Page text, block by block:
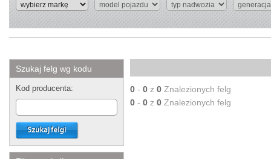
Szukaj felg wg kodu
Kod producenta: 0 - 0 z 0 Znalezionych felg
0 - 0 z 0 Znalezionych felg